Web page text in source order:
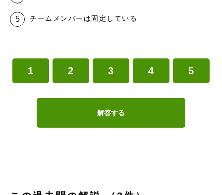
チームメンバーは固定している
1 2 3 4 5
解答する